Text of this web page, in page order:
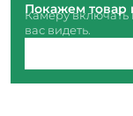
Покажем товар
Камеру
вас видеть.